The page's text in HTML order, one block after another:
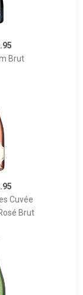
Brut
Cuvée
Brut